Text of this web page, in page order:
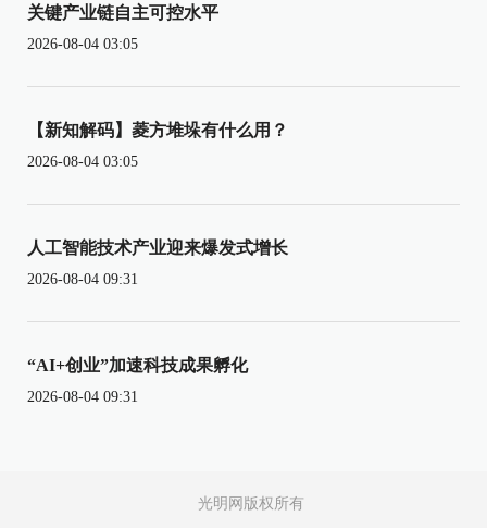
关键产业链自主可控水平
2026-08-04 03:05
【新知解码】菱方堆垛有什么用？
2026-08-04 03:05
人工智能技术产业迎来爆发式增长
2026-08-04 09:31
“AI+创业”加速科技成果孵化
2026-08-04 09:31
光明网版权所有